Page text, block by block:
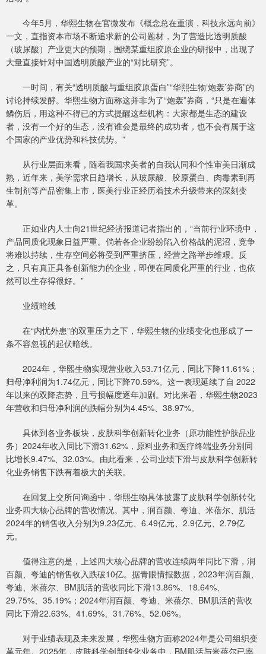
今年5月，华熙生物在官微发布《概念总在重演，科技永远向前》
一文，直指资本市场不断追求新的公司题材，为了营造比透明质酸
（玻尿酸）产业更大的预期，围绕某重组胶原企业的研报中，出现了
大量直接针对中国透明质酸产业的“对比研究”。
一时间，有关“透明质酸与重组胶原蛋白”“华熙生物‘炮轰’券商”的
讨论持续发酵。华熙生物方面称这并非为了“炮轰”券商，“只是在遍体
鳞伤后，用这种不得已的方式提醒这些机构：大家都是生态的建设
者，没有一个好的生态，没有谁会是最终的成功者，也不会有属于这
个国家的产业优势和科技优势。”
从行业层面来看，随着我国求美者的自我认同和个性审美日渐成
熟，近年来，美学需求日趋增长，从玻尿酸、胶原蛋白、肉毒素到再
生制剂等产品密集上市，医美行业正经历着技术升级带来的深刻变
革。
正如业内人士向21世纪经济报道记者指出的，“当前行业环境中，
产品同质化现象日益严重。倘若各企业纷纷陷入价格战的泥沼，竞争
将难以持续，生存空间必将受到严重挤压，经营之路举步维艰。反
之，只有真正具备创新能力的企业，即便在同质化严重的行业，也依
然可以生存得很好。”
业绩暗线
在“内忧外患”的双重压力之下，华熙生物的业绩变化也形成了一
条不容忽视的起伏暗线。
2024年，华熙生物实现营业收入53.71亿元，同比下降11.61%；
归母净利润为1.74亿元，同比下降70.59%。这一表现延续了自 2022
年以来的双降态势，且亏损幅度逐年加剧。对比来看，华熙生物2023
年营收和归母净利润的跌幅分别为4.45%、38.97%。
具体到各业务板块，皮肤科学创新转化业务（原功能性护肤品业
务）2024年收入同比下滑31.62%，原料业务和医疗终端业务分别同
比增长9.47%、32.03%。由此看来，公司业绩下滑与皮肤科学创新转
化业务销售下跌有着极大的关联。
在回复上交所问询函中，华熙生物具体披露了皮肤科学创新转化
业务四大核心品牌的营收情况。其中，润百颜、夸迪、米蓓尔、肌活
2024年的销售收入分别为9.23亿元、6.49亿元、2.9亿元、2.79亿
元。
值得注意的是，上述四大核心品牌的营收连续两年同比下滑，润
百颜、夸迪的销售收入跌破10亿。据青眼情报数据，2023年润百颜、
夸迪、米蓓尔、BM肌活的营收同比下滑13.86%、18.64%、
29.75%、35.19%；2024年润百颜、夸迪、米蓓尔、BM肌活的营收
同比下滑22.63%、41.69%、31.76%、52.06%。
对于业绩表现及未来发展，华熙生物方面称2024年是公司组织变
革元年。2025年，皮肤科学创新转化业务中，BM肌活与米蓓尔已率